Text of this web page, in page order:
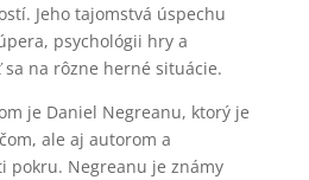
Jeho tajomstvá úspechu
psychológii hry a
na rôzne herné situácie.
je Daniel Negreanu, ktorý je
ale aj autorom a
pokru. Negreanu je známy